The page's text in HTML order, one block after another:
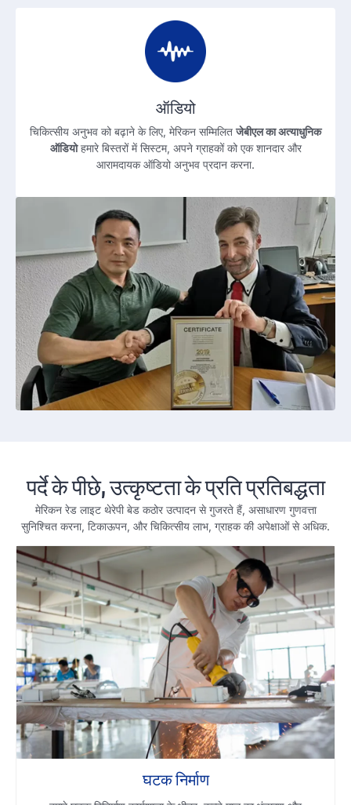
ऑडियो
चिकित्सीय अनुभव को बढ़ाने के लिए, मेरिकन सम्मिलितजेबीएल का अत्याधुनिक
ऑडियोहमारे बिस्तरों में सिस्टम, अपने ग्राहकों को एक शानदार और
आरामदायक ऑडियो अनुभव प्रदान करना.
पर्दे के पीछे, उत्कृष्टता के प्रति प्रतिबद्धता
मेरिकन रेड लाइट थेरेपी बेड कठोर उत्पादन से गुजरते हैं, असाधारण गुणवत्ता
सुनिश्चित करना, टिकाऊपन, और चिकित्सीय लाभ, ग्राहक की अपेक्षाओं से अधिक.
घटक निर्माण